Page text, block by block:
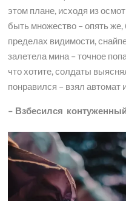
этом плане, исходя из
быть множество – опять же,
пределах видимости,
залетела мина – точное
что хотите, солдаты
понравился – взял автомат
– Взбесился